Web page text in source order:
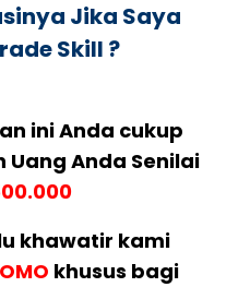
Jika Saya
Skill ?
ini Anda cukup
Anda Senilai
khawatir kami
khusus bagi